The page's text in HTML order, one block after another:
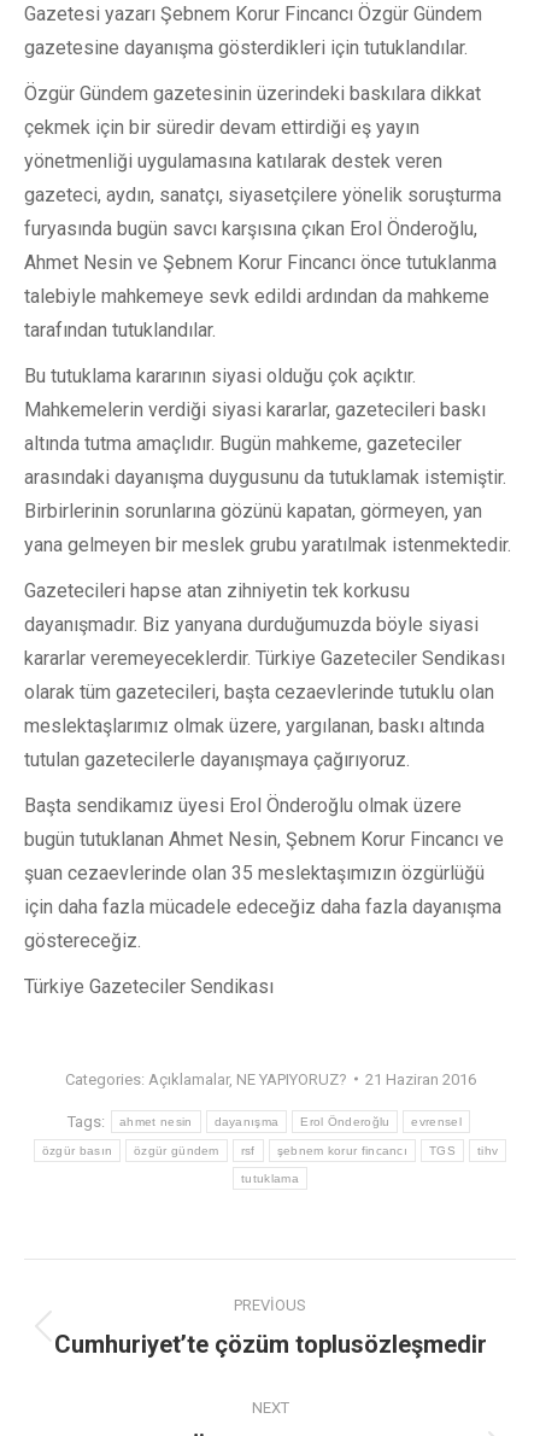
Gazetesi yazarı Şebnem Korur Fincancı Özgür Gündem
gazetesine dayanışma gösterdikleri için tutuklandılar.
Özgür Gündem gazetesinin üzerindeki baskılara dikkat
çekmek için bir süredir devam ettirdiği eş yayın
yönetmenliği uygulamasına katılarak destek veren
gazeteci, aydın, sanatçı, siyasetçilere yönelik soruşturma
furyasında bugün savcı karşısına çıkan Erol Önderoğlu,
Ahmet Nesin ve Şebnem Korur Fincancı önce tutuklanma
talebiyle mahkemeye sevk edildi ardından da mahkeme
tarafından tutuklandılar.
Bu tutuklama kararının siyasi olduğu çok açıktır.
Mahkemelerin verdiği siyasi kararlar, gazetecileri baskı
altında tutma amaçlıdır. Bugün mahkeme, gazeteciler
arasındaki dayanışma duygusunu da tutuklamak istemiştir.
Birbirlerinin sorunlarına gözünü kapatan, görmeyen, yan
yana gelmeyen bir meslek grubu yaratılmak istenmektedir.
Gazetecileri hapse atan zihniyetin tek korkusu
dayanışmadır. Biz yanyana durduğumuzda böyle siyasi
kararlar veremeyeceklerdir. Türkiye Gazeteciler Sendikası
olarak tüm gazetecileri, başta cezaevlerinde tutuklu olan
meslektaşlarımız olmak üzere, yargılanan, baskı altında
tutulan gazetecilerle dayanışmaya çağırıyoruz.
Başta sendikamız üyesi Erol Önderoğlu olmak üzere
bugün tutuklanan Ahmet Nesin, Şebnem Korur Fincancı ve
şuan cezaevlerinde olan 35 meslektaşımızın özgürlüğü
için daha fazla mücadele edeceğiz daha fazla dayanışma
göstereceğiz.
Türkiye Gazeteciler Sendikası
Categories: Açıklamalar, NE YAPIYORUZ? 21 Haziran 2016
Tags: ahmet nesin dayanışma Erol Önderoğlu evrensel
özgür basın özgür gündem rsf şebnem korur fincancı TGS tihv
tutuklama
PREVIOUS
Cumhuriyet’te çözüm toplusözleşmedir
NEXT